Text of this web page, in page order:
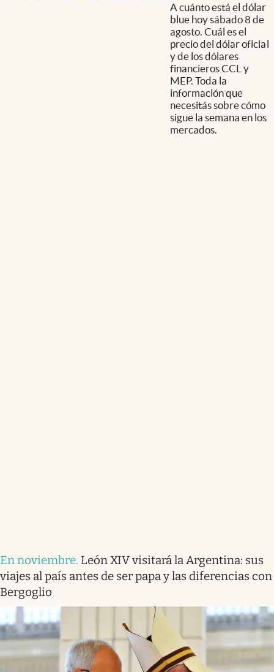
A cuánto está el dólar
blue hoy sábado 8 de
agosto. Cuál es el
precio del dólar oficial
y de los dólares
financieros CCL y
MEP. Toda la
información que
necesitás sobre cómo
sigue la semana en los
mercados.
En noviembre. León XIV visitará la Argentina: sus
viajes al país antes de ser papa y las diferencias con
Bergoglio